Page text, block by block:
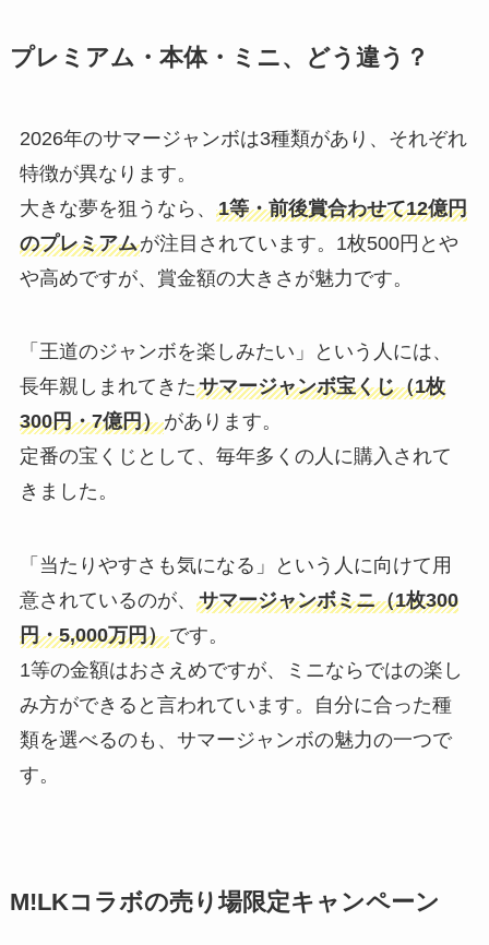
プレミアム・本体・ミニ、どう違う？
2026年のサマージャンボは3種類があり、それぞれ
特徴が異なります。
大きな夢を狙うなら、 1等・前後賞合わせて12億円
のプレミアムが注目されています。1枚500円とや
や高めですが、賞金額の大きさが魅力です。
「王道のジャンボを楽しみたい」という人には、
長年親しまれてきたサマージャンボ宝くじ（1枚
300円・7億円）があります。
定番の宝くじとして、毎年多くの人に購入されて
きました。
「当たりやすさも気になる」という人に向けて用
意されているのが、 サマージャンボミニ（1枚300
円・5,000万円）です。
1等の金額はおさえめですが、ミニならではの楽し
み方ができると言われています。自分に合った種
類を選べるのも、サマージャンボの魅力の一つで
す。
M!LKコラボの売り場限定キャンペーン